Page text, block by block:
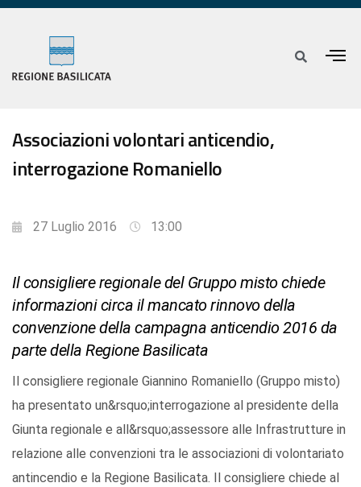
Associazioni volontari anticendio,
interrogazione Romaniello
27 Luglio 2016 13:00
Il consigliere regionale del Gruppo misto chiede
informazioni circa il mancato rinnovo della
convenzione della campagna anticendio 2016 da
parte della Regione Basilicata
Il consigliere regionale Giannino Romaniello (Gruppo misto)
ha presentato un&rsquo;interrogazione al presidente della
Giunta regionale e all&rsquo;assessore alle Infrastrutture in
relazione alle convenzioni tra le associazioni di volontariato
antincendio e la Regione Basilicata. Il consigliere chiede al